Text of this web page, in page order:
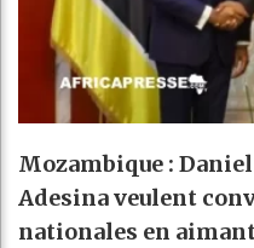
Mozambique :
Adesina veulent
nationales en